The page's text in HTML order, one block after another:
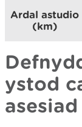
Ardal astudio
(km)
ystod
asesiad